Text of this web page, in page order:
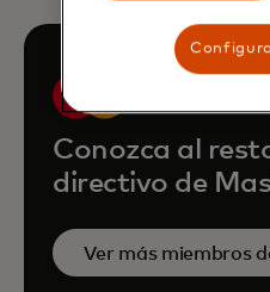
Conozca al
directivo de
Ver más miembros